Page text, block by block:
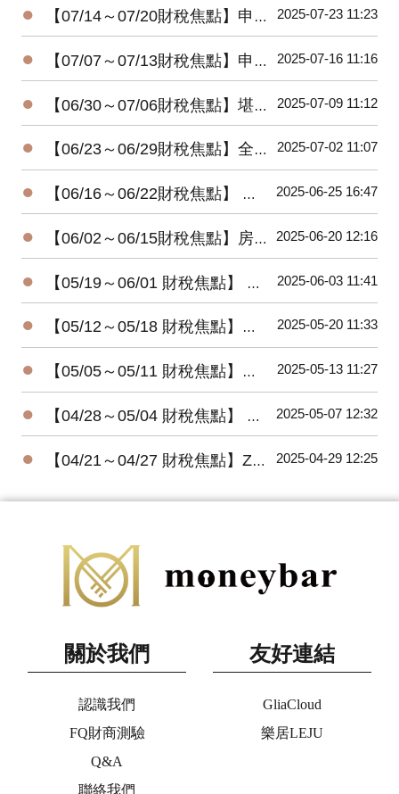
● 【07/14～07/20財稅焦點】申報遺產稅，別忘了股東往來 2025-07-23 11:23
● 【07/07～07/13財稅焦點】申請重購退稅遷戶籍需在兩年內完成 2025-07-16 11:16
● 【06/30～07/06財稅焦點】堪稱人生勝利組! 兩戶千萬大戶去年不用繳稅 2025-07-09 11:12
● 【06/23～06/29財稅焦點】全台高達992億祖產等待子孫繼承!! 2025-07-02 11:07
● 【06/16～06/22財稅焦點】 倒數12天! 全台已83.5％完成所得稅申報 2025-06-25 16:47
● 【06/02～06/15財稅焦點】房租租約附件有註明收租內容要繳印花稅 2025-06-20 12:16
● 【05/19～06/01 財稅焦點】 長輩轉錢給家人，小心關愛變稅債 2025-06-03 11:41
● 【05/12～05/18 財稅焦點】所得報稅， 22%民眾已完成 2025-05-20 11:33
● 【05/05～05/11 財稅焦點】富人節稅，四招就行 2025-05-13 11:27
● 【04/28～05/04 財稅焦點】 減稅不成反增稅，女法官不孕治療纏訟六年仍敗訴 2025-05-07 12:32
● 【04/21～04/27 財稅焦點】Zappos執行長謝家華喪生四年 爆出神秘遺囑 2025-04-29 12:25
關於我們
認識我們
FQ財商測驗
Q&A
聯絡我們
友好連結
GliaCloud
樂居LEJU